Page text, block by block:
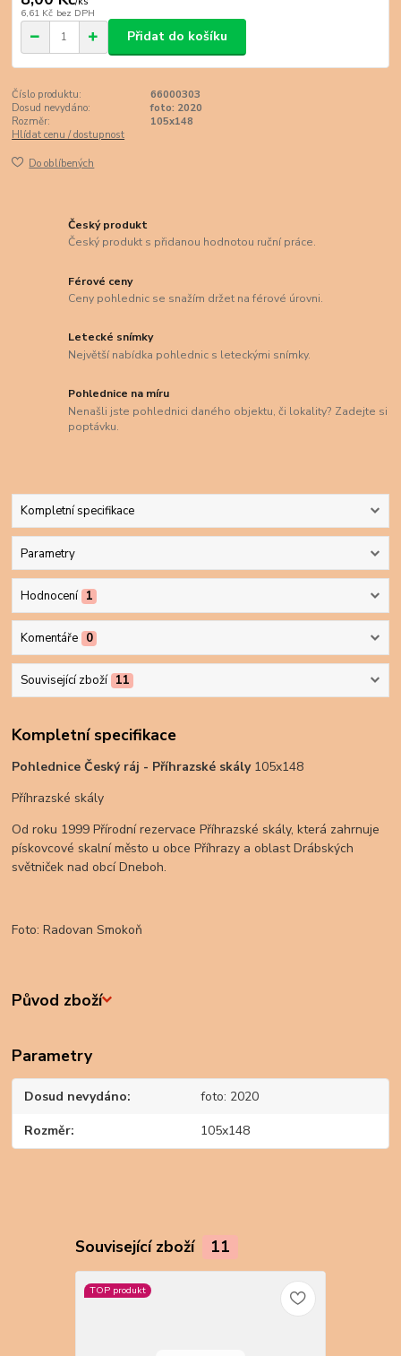
6,61 Kč bez DPH
Přidat do košíku
Číslo produktu:
66000303
Dosud nevydáno:
foto: 2020
Rozměr:
105x148
Hlídat cenu / dostupnost
Do oblíbených
Český produkt
Český produkt s přidanou hodnotou ruční práce.
Férové ceny
Ceny pohlednic se snažím držet na férové úrovni.
Letecké snímky
Největší nabídka pohlednic s leteckými snímky.
Pohlednice na míru
Nenašli jste pohlednici daného objektu, či lokality? Zadejte si
poptávku.
Kompletní specifikace
Parametry
Hodnocení 1
Komentáře 0
Související zboží 11
Kompletní specifikace
Pohlednice Český ráj - Příhrazské skály 105x148
Příhrazské skály
Od roku 1999 Přírodní rezervace Příhrazské skály, která zahrnuje
pískovcové skalní město u obce Příhrazy a oblast Drábských
světniček nad obcí Dneboh.
Foto: Radovan Smokoň
Původ zboží
Parametry
Dosud nevydáno foto: 2020
Rozměr 105x148
Související zboží 11
TOP produkt